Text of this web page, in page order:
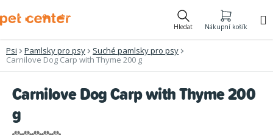
na
Hledat Nákupní košík
Psi Pamlsky pro psy
Suché pamlsky pro psy
Carnilove Dog Carp with Thyme 200 g
Carnilove Dog Carp with Thyme 200
g